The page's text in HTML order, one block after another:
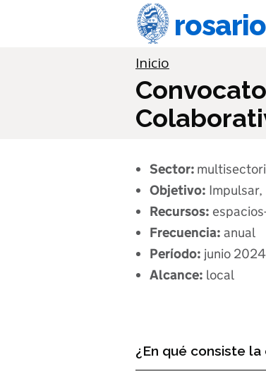
rosario
Información
Inicio
Sector:
Objetivo:
Recursos:
Frecuencia: anual
Período: junio 2024
Alcance: local
¿En qué consiste